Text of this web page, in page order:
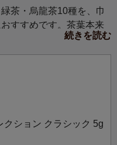
茶・烏龍茶10種を、巾
すすめです。茶葉本来
続きを読む
ション クラシック 5g